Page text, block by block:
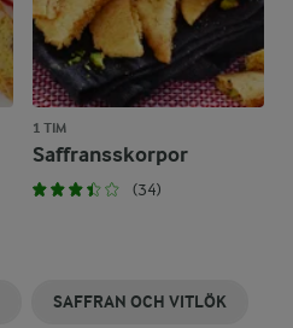
1 TIM
Saffransskorpor
(34)
SAFFRAN OCH VITLÖK